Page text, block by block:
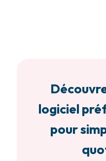
logiciel
pour